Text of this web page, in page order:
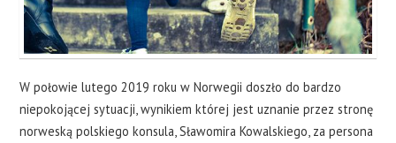
W połowie lutego 2019 roku w Norwegii doszło do bardzo
niepokojącej sytuacji, wynikiem której jest uznanie przez stronę
norweską polskiego konsula, Sławomira Kowalskiego, za persona